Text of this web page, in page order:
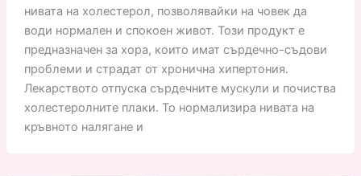
нивата на холестерол, позволявайки на човек да
води нормален и спокоен живот. Този продукт е
предназначен за хора, които имат сърдечно-съдови
проблеми и страдат от хронична хипертония.
Лекарството отпуска сърдечните мускули и почиства
холестеролните плаки. То нормализира нивата на
кръвното налягане и